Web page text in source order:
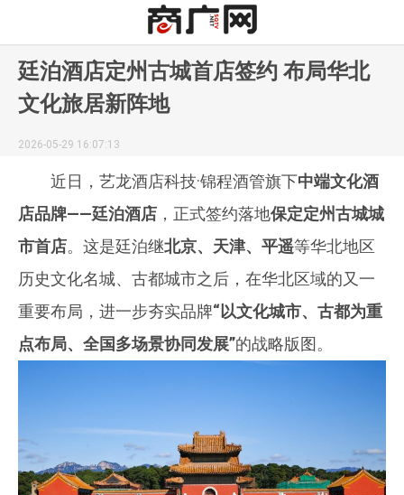
廷泊酒店定州古城首店签约 布局华北
文化旅居新阵地
2026-05-29 16:07:13
近日，艺龙酒店科技·锦程酒管旗下中端文化酒
店品牌——廷泊酒店 ，正式签约落地保定定州古城城
市首店。这是廷泊继北京、天津、平遥等华北地区
历史文化名城、古都城市之后，在华北区域的又一
重要布局，进一步夯实品牌“以文化城市、古都为重
点布局、全国多场景协同发展”的战略版图。